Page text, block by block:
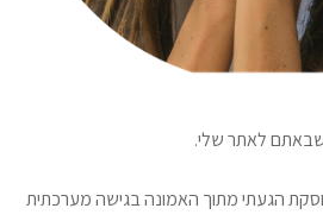
שבאתם לאתר שלי.
הגעתי מתוך האמונה בגישה מערכתית